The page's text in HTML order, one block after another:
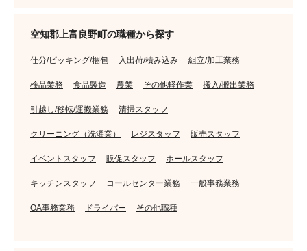
空知郡上富良野町の職種から探す
仕分/ピッキング/梱包 入出荷/積み込み 組立/加工業務
検品業務 食品製造 農業 その他軽作業 搬入/搬出業務
引越し/移転/運搬業務 清掃スタッフ
クリーニング（洗濯業） レジスタッフ 販売スタッフ
イベントスタッフ 販促スタッフ ホールスタッフ
キッチンスタッフ コールセンター業務 一般事務業務
OA事務業務 ドライバー その他職種